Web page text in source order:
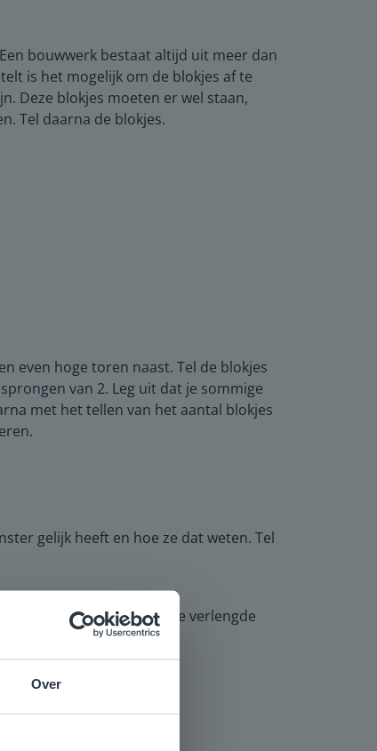
Over
bouwwerk bestaat altijd uit meer dan
is het mogelijk om de blokjes af te
Deze blokjes moeten er wel staan,
Tel daarna de blokjes.
even hoge toren naast. Tel de blokjes
van 2. Leg uit dat je sommige
met het tellen van het aantal blokjes
gelijk heeft en hoe ze dat weten. Tel
Leerlingen die de verlengde